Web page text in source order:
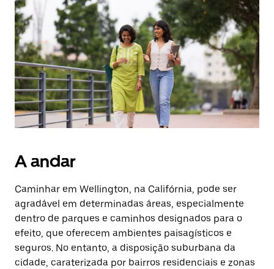
data.
Prima
o
botão
Esc
para
fechar
o
calendário.
A andar
Caminhar em Wellington, na Califórnia, pode ser
agradável em determinadas áreas, especialmente
dentro de parques e caminhos designados para o
efeito, que oferecem ambientes paisagísticos e
seguros. No entanto, a disposição suburbana da
cidade, caraterizada por bairros residenciais e zonas